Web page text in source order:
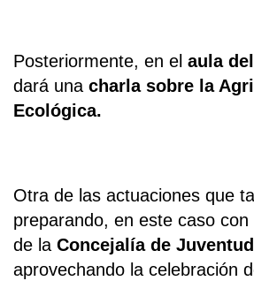
Posteriormente, en el aula
dará una charla sobre la
Ecológica.
Otra de las actuaciones que
preparando, en este caso con
de la Concejalía de Juventud
aprovechando la celebración